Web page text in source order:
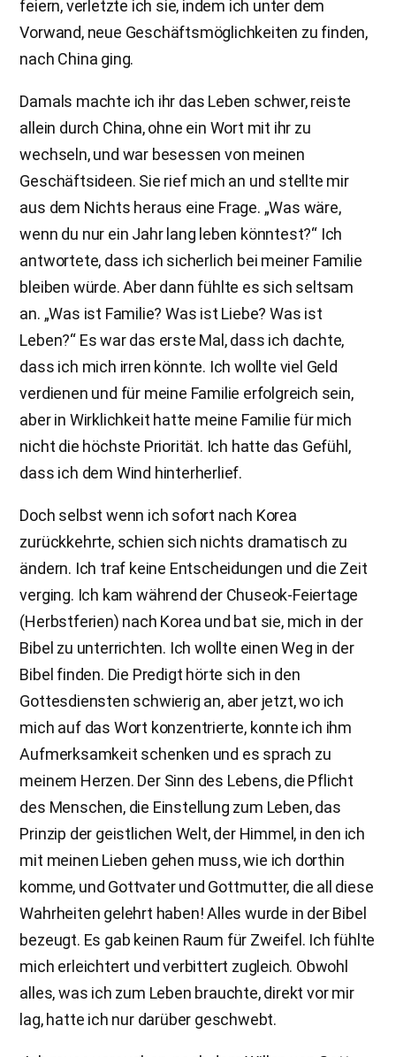
feiern, verletzte ich sie, indem ich unter dem
Vorwand, neue Geschäftsmöglichkeiten zu finden,
nach China ging.
Damals machte ich ihr das Leben schwer, reiste
allein durch China, ohne ein Wort mit ihr zu
wechseln, und war besessen von meinen
Geschäftsideen. Sie rief mich an und stellte mir
aus dem Nichts heraus eine Frage. „Was wäre,
wenn du nur ein Jahr lang leben könntest?“ Ich
antwortete, dass ich sicherlich bei meiner Familie
bleiben würde. Aber dann fühlte es sich seltsam
an. „Was ist Familie? Was ist Liebe? Was ist
Leben?“ Es war das erste Mal, dass ich dachte,
dass ich mich irren könnte. Ich wollte viel Geld
verdienen und für meine Familie erfolgreich sein,
aber in Wirklichkeit hatte meine Familie für mich
nicht die höchste Priorität. Ich hatte das Gefühl,
dass ich dem Wind hinterherlief.
Doch selbst wenn ich sofort nach Korea
zurückkehrte, schien sich nichts dramatisch zu
ändern. Ich traf keine Entscheidungen und die Zeit
verging. Ich kam während der Chuseok-Feiertage
(Herbstferien) nach Korea und bat sie, mich in der
Bibel zu unterrichten. Ich wollte einen Weg in der
Bibel finden. Die Predigt hörte sich in den
Gottesdiensten schwierig an, aber jetzt, wo ich
mich auf das Wort konzentrierte, konnte ich ihm
Aufmerksamkeit schenken und es sprach zu
meinem Herzen. Der Sinn des Lebens, die Pflicht
des Menschen, die Einstellung zum Leben, das
Prinzip der geistlichen Welt, der Himmel, in den ich
mit meinen Lieben gehen muss, wie ich dorthin
komme, und Gottvater und Gottmutter, die all diese
Wahrheiten gelehrt haben! Alles wurde in der Bibel
bezeugt. Es gab keinen Raum für Zweifel. Ich fühlte
mich erleichtert und verbittert zugleich. Obwohl
alles, was ich zum Leben brauchte, direkt vor mir
lag, hatte ich nur darüber geschwebt.